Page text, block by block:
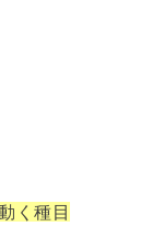
く種目